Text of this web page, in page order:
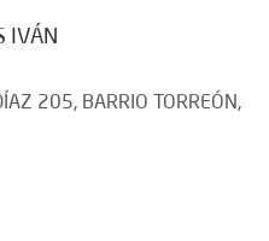
IVÁN
205, BARRIO TORREÓN,